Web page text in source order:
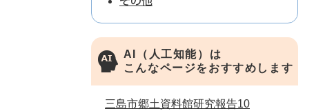
AI（人工知能）は
こんなページをおすすめします
三島市郷土資料館研究報告10